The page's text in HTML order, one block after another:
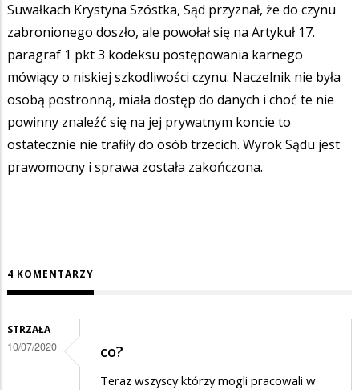
Suwałkach Krystyna Szóstka, Sąd przyznał, że do czynu
zabronionego doszło, ale powołał się na Artykuł 17.
paragraf 1 pkt 3 kodeksu postępowania karnego
mówiący o niskiej szkodliwości czynu. Naczelnik nie była
osobą postronną, miała dostęp do danych i choć te nie
powinny znaleźć się na jej prywatnym koncie to
ostatecznie nie trafiły do osób trzecich. Wyrok Sądu jest
prawomocny i sprawa została zakończona.
4 KOMENTARZY
STRZAŁA
10/07/2020 co?
Teraz wszyscy którzy mogli pracowali w